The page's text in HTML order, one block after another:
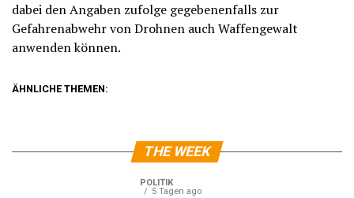
dabei den Angaben zufolge gegebenenfalls zur
Gefahrenabwehr von Drohnen auch Waffengewalt
anwenden können.
ÄHNLICHE THEMEN:
THE WEEK
POLITIK
5 Tagen ago